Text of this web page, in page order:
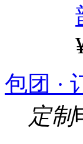
包团 ·
定制